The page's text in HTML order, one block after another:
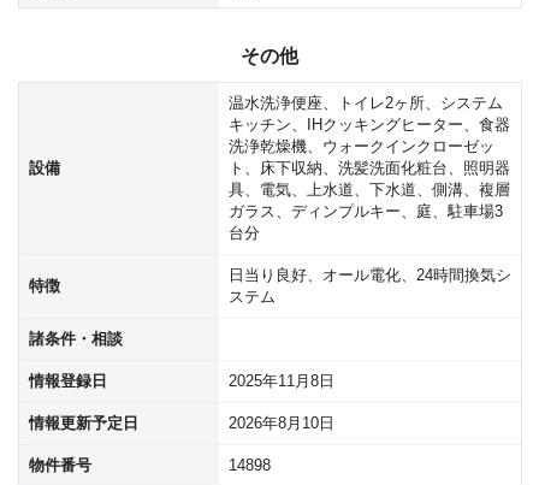
その他
設備
温水洗浄便座、トイレ2ヶ所、システム
キッチン、IHクッキングヒーター、食器
洗浄乾燥機、ウォークインクローゼッ
ト、床下収納、洗髪洗面化粧台、照明器
具、電気、上水道、下水道、側溝、複層
ガラス、ディンプルキー、庭、駐車場3
台分
特徴
日当り良好、オール電化、24時間換気シ
ステム
諸条件・相談
情報登録日 2025年11月8日
情報更新予定日 2026年8月10日
物件番号 14898